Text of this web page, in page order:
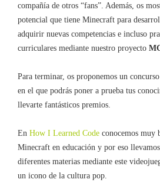
compañía de otros “fans”. Además, os
potencial que tiene Minecraft para
adquirir nuevas competencias e incluso
curriculares mediante nuestro proyecto
Para terminar, os proponemos un
en el que podrás poner a prueba tus
llevarte fantásticos premios.
En How I Learned Code conocemos muy
Minecraft en educación y por eso
diferentes materias mediante este
un icono de la cultura pop.